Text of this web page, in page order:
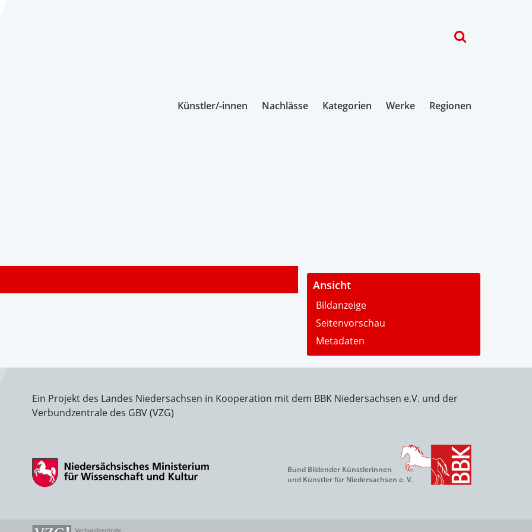
Künstler/-innen Nachlässe Kategorien Werke Regionen
- Ansicht
Bildanzeige
Seitenvorschau
Metadaten
Ein Projekt des Landes Niedersachsen in Kooperation mit dem BBK Niedersachsen e.V. und der
Verbundzentrale des GBV (VZG)
Bund Bildender Künstlerinnen
und Künstler für Niedersachsen e. V.